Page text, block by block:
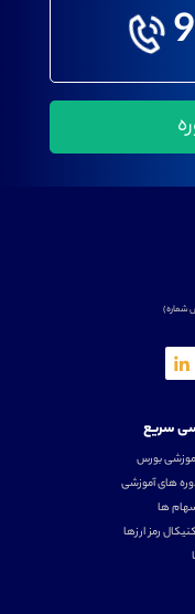
شماره)
سریع
بورس
های آموزشی
ها
رمز ارزها